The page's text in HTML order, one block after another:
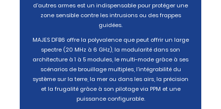
d’autres armes est un indispensable pour protéger une
zone sensible contre les intrusions ou des frappes
guidées.
MAJES DFB6 offre la polyvalence que peut offrir un large
spectre (20 MHz à 6 GHz), la modularité dans son
architecture à 1 à 5 modules, le multi-mode grâce à ses
scénarios de brouillage multiples, l’intégrabilité du
système sur la terre, la mer ou dans les airs, la précision
et la frugalité grâce à son pilotage via PPM et une
puissance configurable.